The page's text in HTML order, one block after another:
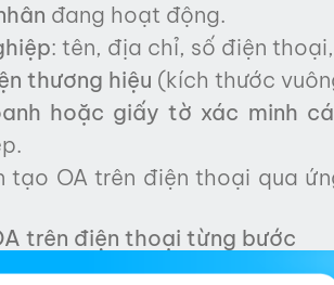
đang hoạt động.
: tên, địa chỉ, số điện
thương hiệu (kích thước
hoặc giấy tờ xác minh
tạo OA trên điện thoại qua
trên điện thoại từng bước